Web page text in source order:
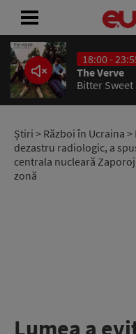
18:00 -
The Verve
Bitter
Știri > Război în Ucraina >
dezastru radiologic, a
centrala nucleară
zonă
Lumea a
ACASĂ
ȘTIRI
RADIO
CONCURSURI